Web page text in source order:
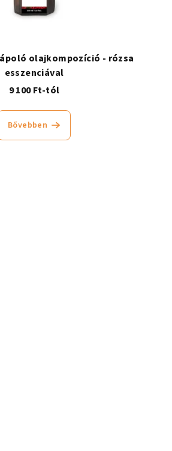
olajkompozíció - rózsa
esszenciával
9 100 Ft-tól
Bővebben